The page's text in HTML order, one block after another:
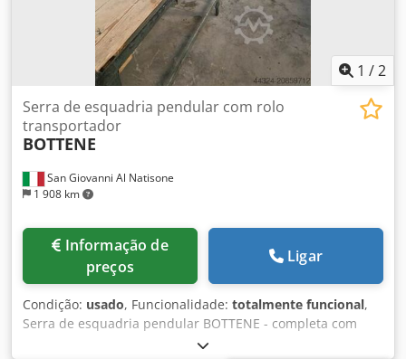
1 /2
San Giovanni Al Natisone
1 908 km
Serra de esquadria pendular com rolo
transportador
BOTTENE
preços
Ligar
Condição: usado, Funcionalidade: totalmente funcional,
Serra de esquadria pendular BOTTENE - completa com
roletes transportadores Dkodpjx Rw Iajfx Apder